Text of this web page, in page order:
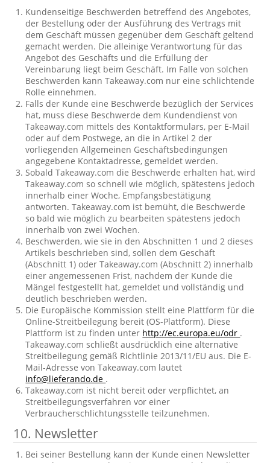
Kundenseitige Beschwerden betreffend des Angebotes,
der Bestellung oder der Ausführung des Vertrags mit
dem Geschäft müssen gegenüber dem Geschäft geltend
gemacht werden. Die alleinige Verantwortung für das
Angebot des Geschäfts und die Erfüllung der
Vereinbarung liegt beim Geschäft. Im Falle von solchen
Beschwerden kann Takeaway.com nur eine schlichtende
Rolle einnehmen.
Falls der Kunde eine Beschwerde bezüglich der Services
hat, muss diese Beschwerde dem Kundendienst von
Takeaway.com mittels des Kontaktformulars, per E-Mail
oder auf dem Postwege, an die in Artikel 2 der
vorliegenden Allgemeinen Geschäftsbedingungen
angegebene Kontaktadresse, gemeldet werden.
Sobald Takeaway.com die Beschwerde erhalten hat, wird
Takeaway.com so schnell wie möglich, spätestens jedoch
innerhalb einer Woche, Empfangsbestätigung
antworten. Takeaway.com ist bemüht, die Beschwerde
so bald wie möglich zu bearbeiten spätestens jedoch
innerhalb von zwei Wochen.
Beschwerden, wie sie in den Abschnitten 1 und 2 dieses
Artikels beschrieben sind, sollen dem Geschäft
(Abschnitt 1) oder Takeaway.com (Abschnitt 2) innerhalb
einer angemessenen Frist, nachdem der Kunde die
Mängel festgestellt hat, gemeldet und vollständig und
deutlich beschrieben werden.
Die Europäische Kommission stellt eine Plattform für die
Online-Streitbeilegung bereit (OS-Plattform). Diese
Plattform ist zu finden unter http://ec.europa.eu/odr .
Takeaway.com schließt ausdrücklich eine alternative
Streitbeilegung gemäß Richtlinie 2013/11/EU aus. Die E-
Mail-Adresse von Takeaway.com lautet
info@lieferando.de .
Takeaway.com ist nicht bereit oder verpflichtet, an
Streitbeilegungsverfahren vor einer
Verbraucherschlichtungsstelle teilzunehmen.
10. Newsletter
Bei seiner Bestellung kann der Kunde einen Newsletter